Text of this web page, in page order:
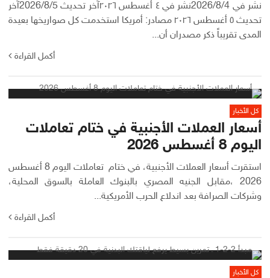
نشر في 2026/8/4نشر في ٤ أغسطس ٢٠٢٦آخر تحديث 2026/8/5آخر
تحديث ٥ أغسطس ٢٠٢٦ مصادر: أمريكا استخدمت كل صواريخها بعيدة
المدى تقريباً ذكر مصدران أن...
أكمل القراءة
كل الأخبار
أسعار العملات الأجنبية في ختام تعاملات
اليوم 8 أغسطس 2026
استقرت أسعار العملات الأجنبية، في ختام تعاملات اليوم 8 أغسطس
2026 ،مقابل الجنيه المصري بالبنوك العاملة بالسوق المحلية،
وشركات الصرافة بعد اندلاع الحرب الأمريكية...
أكمل القراءة
كل الأخبار